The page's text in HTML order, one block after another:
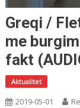
Greqi /
me
fakt
Aktualitet
2019-05-01